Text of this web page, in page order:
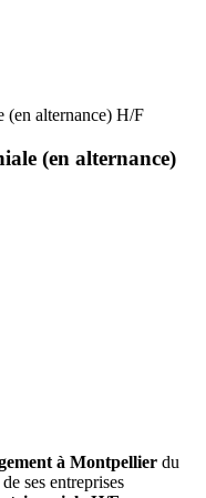
(en alternance) H/F
(en alternance)
à Montpellier du
ses entreprises